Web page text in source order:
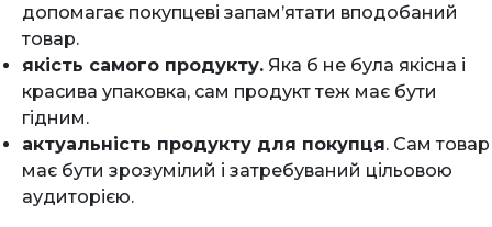
допомагає покупцеві запам’ятати вподобаний
товар.
якість самого продукту. Яка б не була якісна і
красива упаковка, сам продукт теж має бути
гідним.
актуальність продукту для покупця. Сам товар
має бути зрозумілий і затребуваний цільовою
аудиторією.